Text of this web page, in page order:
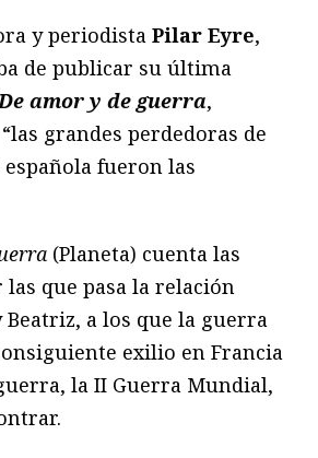
y periodista Pilar Eyre,
de publicar su última
amor y de guerra,
grandes perdedoras de
fueron las
(Planeta) cuenta las
que pasa la relación
Beatriz, a los que la guerra
exilio en Francia
la II Guerra Mundial,